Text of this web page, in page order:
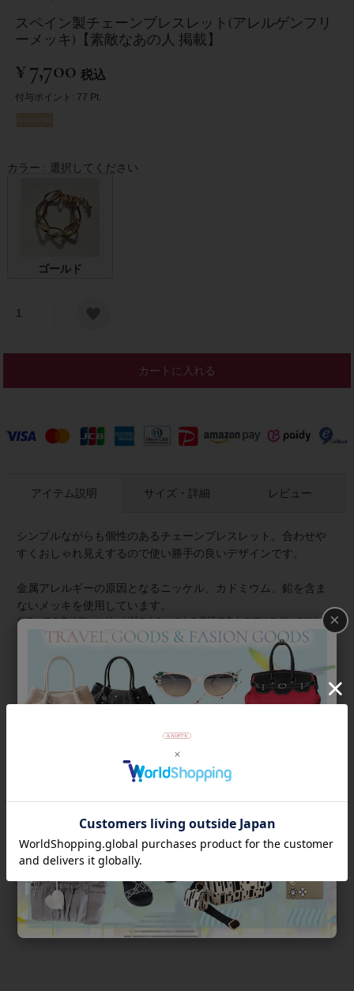
スペイン製チェーンブレスレット(アレルゲンフリ
ーメッキ)【素敵なあの人 掲載】
¥7,700 税込
付与ポイント: 77 Pt.
カラー 選択してください
ゴールド
カートに入れる
アイテム説明
シンプルながらも個性のあるチェーンブレスレット。合わせや
すくおしゃれ見えするので使い勝手の良いデザインです。
金属アレルギーの原因となるニッケル、カドミウム、鉛を含ま
ないメッキを使用しています。
※すべての方にアレルギーが起こらないことを保証するものではございません。
また、メッキの持続性は使用頻度や汗・水分・油分など使用・保管環境、体質に
よっても異なります。
★雑誌掲載アイテム★
サイズ・詳細 レビュー
×